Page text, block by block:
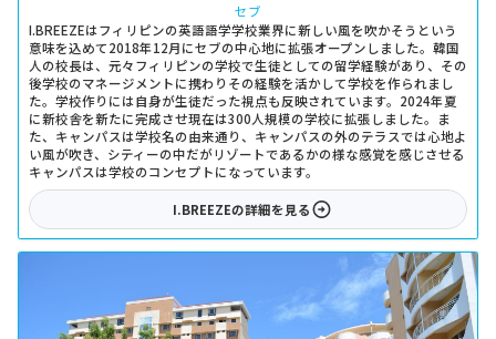
セブ
I.BREEZEはフィリピンの英語語学学校業界に新しい風を吹かそうという
意味を込めて2018年12月にセブの中心地に拡張オープンしました。韓国
人の校長は、元々フィリピンの学校で生徒としての留学経験があり、その
後学校のマネージメントに携わりその経験を活かして学校を作られまし
た。学校作りには自身が生徒だった視点も反映されています。2024年夏
に新校舎を新たに完成させ現在は300人規模の学校に拡張しました。ま
た、キャンパスは学校名の由来通り、キャンパスの外のテラスでは心地よ
い風が吹き、シティーの中だがリゾートであるかの様な感覚を感じさせる
キャンパスは学校のコンセプトになっています。
I.BREEZEの詳細を見る